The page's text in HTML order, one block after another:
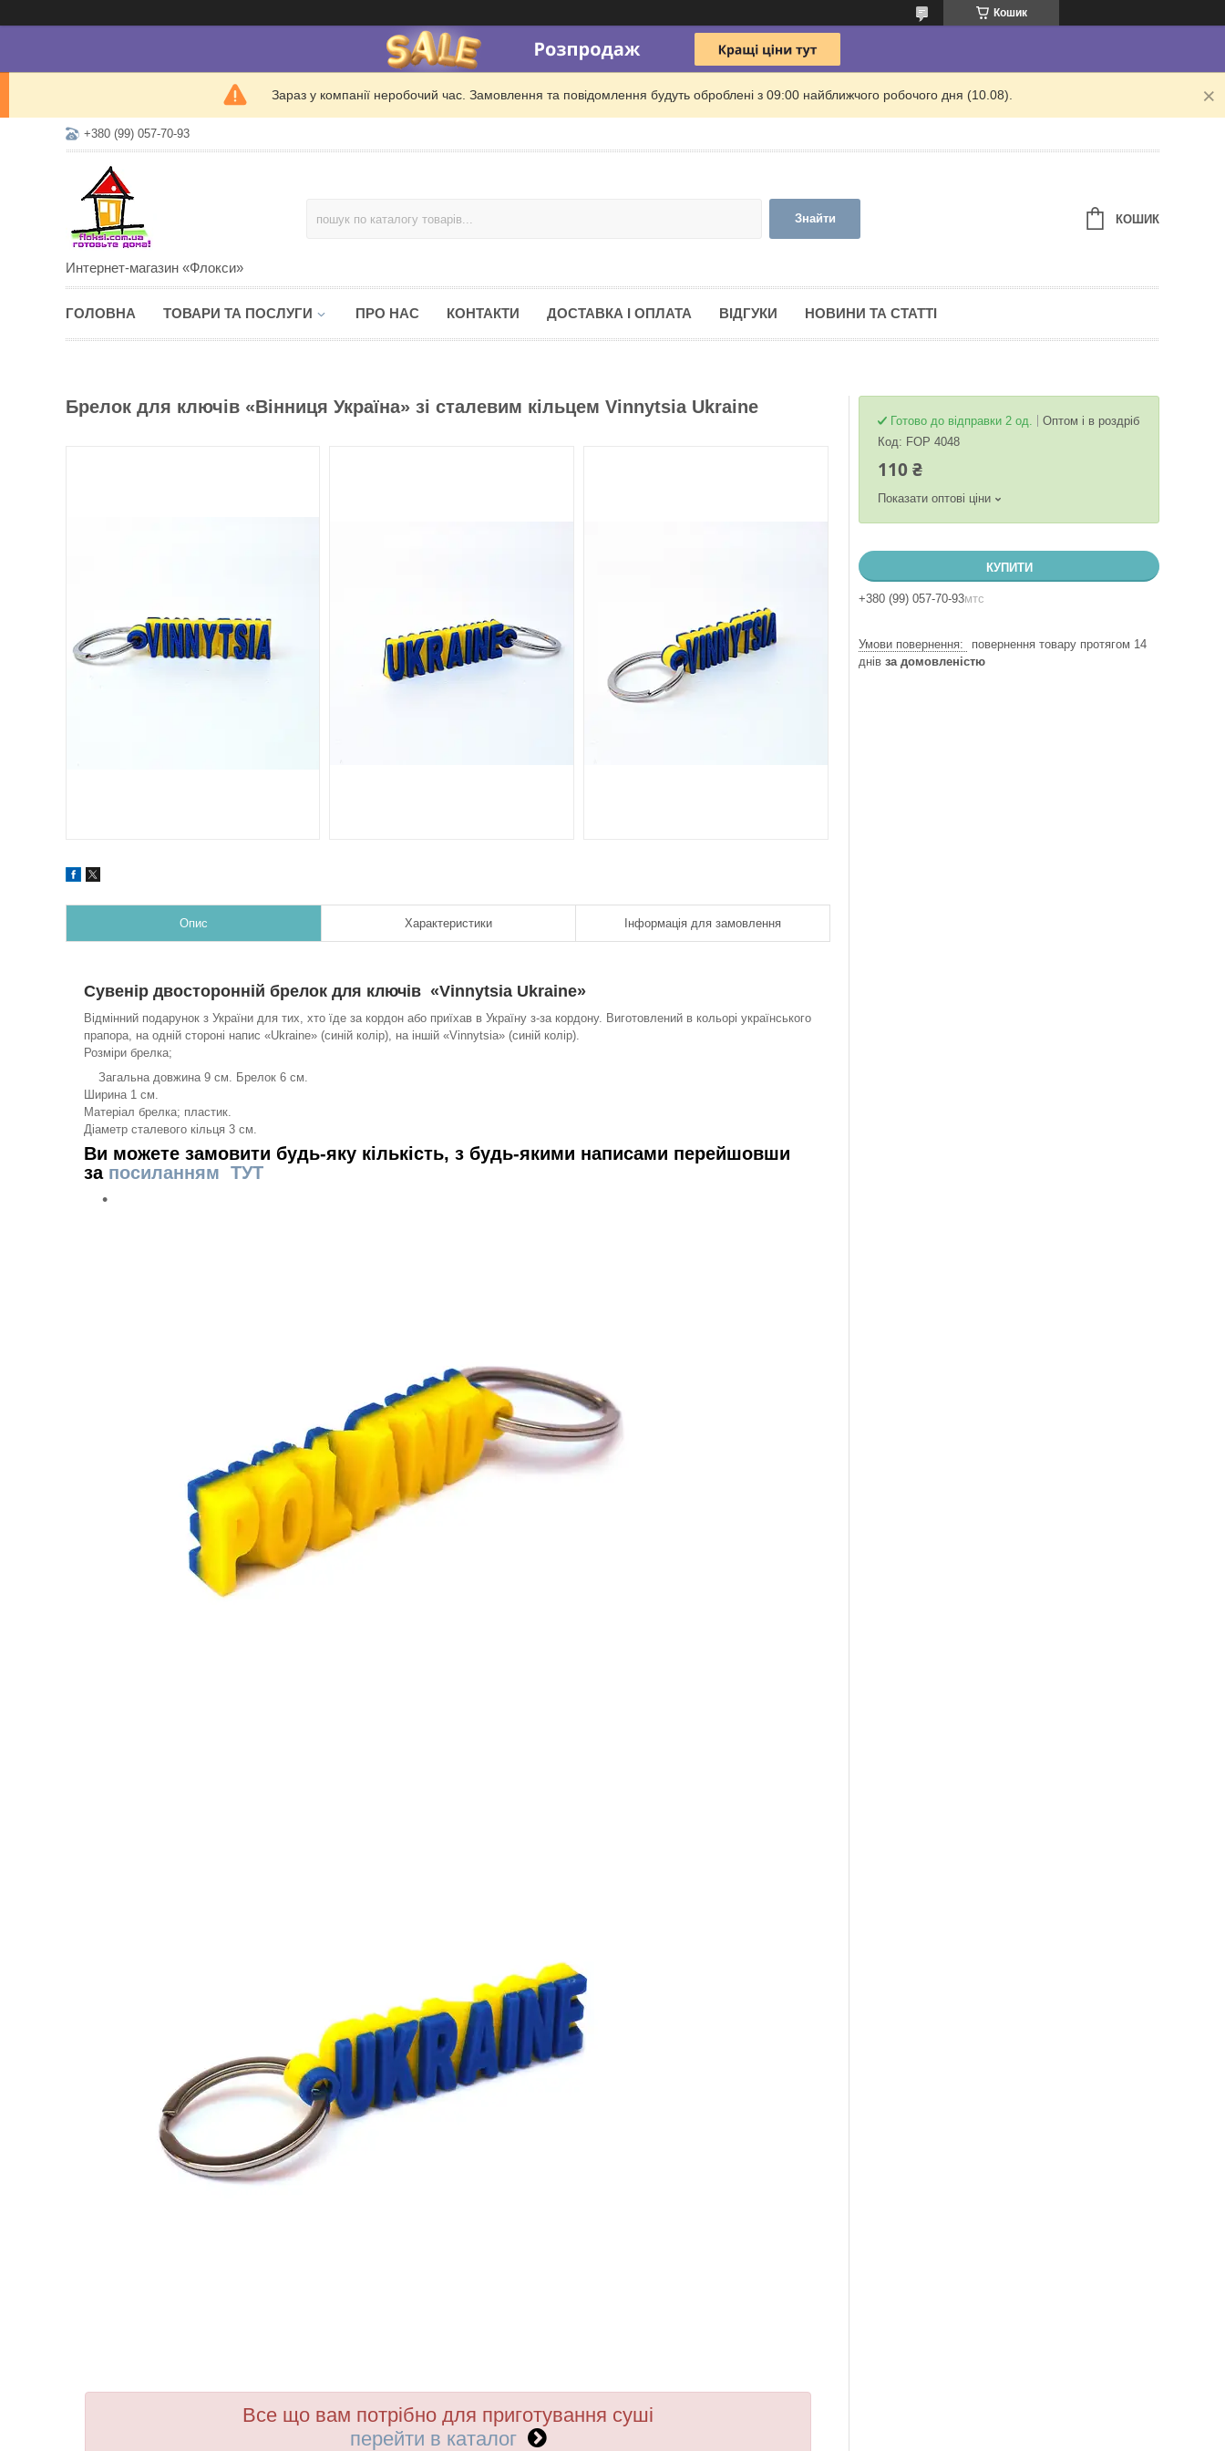
Кошик
Зараз у компанії неробочий час. Замовлення та повідомлення будуть оброблені з 09:00 найближчого робочого дня (10.08).
+380 (99) 057-70-93
Интернет-магазин «Флокси»
Знайти КОШИК
ГОЛОВНА ТОВАРИ ТА ПОСЛУГИ ПРО НАС КОНТАКТИ ДОСТАВКА І ОПЛАТА ВІДГУКИ НОВИНИ ТА СТАТТІ
Брелок для ключів «Вінниця Україна» зі сталевим кільцем Vinnytsia Ukraine
Опис Характеристики Інформація для замовлення
Сувенір двосторонній брелок для ключів «Vinnytsia Ukraine»
Відмінний подарунок з України для тих, хто їде за кордон або приїхав в Україну з-за кордону. Виготовлений в кольорі українського
прапора, на одній стороні напис «Ukraine» (синій колір), на іншій «Vinnytsia» (синій колір).
Розміри брелка;
Загальна довжина 9 см. Брелок 6 см.
Ширина 1 см.
Матеріал брелка; пластик.
Діаметр сталевого кільця 3 см.
Ви можете замовити будь-яку кількість, з будь-якими написами перейшовши
за посиланням ТУТ
Все що вам потрібно для приготування суші
перейти в каталог
Готово до відправки 2 од.
Оптом і в роздріб
Код: FOP 4048
110 ₴
Показати оптові ціни
КУПИТИ
+380 (99) 057-70-93мтс
повернення товару протягом 14
днів за домовленістю